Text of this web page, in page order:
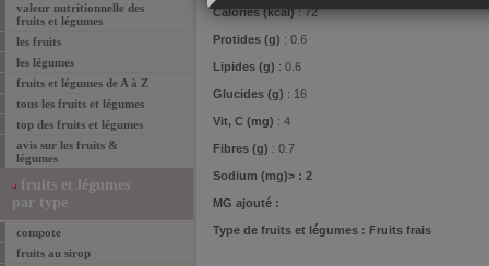
valeur nutritionnelle des
fruits et légumes
les fruits
les légumes
fruits et légumes de A à Z
tous les fruits et légumes
top des fruits et légumes
avis sur les fruits &
légumes
fruits et légumes
par type
compote
fruits au sirop
Calories (kcal): 72
Protides (g) : 0.6
Lipides (g) : 0.6
Glucides (g) : 16
Vit, C (mg) : 4
Fibres (g) : 0.7
Sodium (mg)> : 2
MG ajouté :
Type de fruits et légumes : Fruits frais